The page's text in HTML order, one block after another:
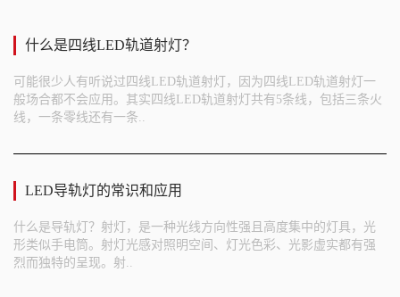
什么是四线LED轨道射灯？
可能很少人有听说过四线LED轨道射灯，因为四线LED轨道射灯一
般场合都不会应用。其实四线LED轨道射灯共有5条线，包括三条火
线，一条零线还有一条..
LED导轨灯的常识和应用
什么是导轨灯？射灯，是一种光线方向性强且高度集中的灯具，光
形类似手电筒。射灯光感对照明空间、灯光色彩、光影虚实都有强
烈而独特的呈现。射..